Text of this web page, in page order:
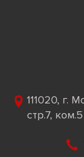
111020, г.
стр.7, ком.5